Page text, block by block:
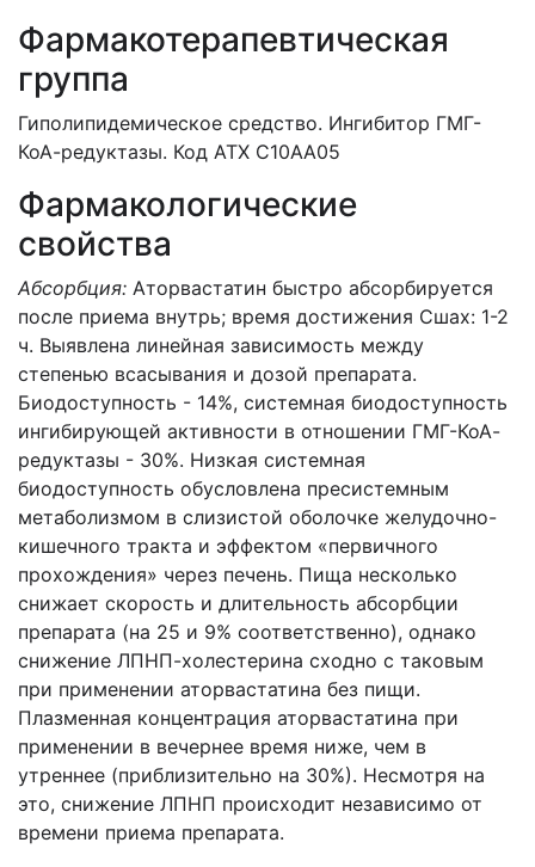
Фармакотерапевтическая
группа
Гиполипидемическое средство. Ингибитор ГМГ-
КоА-редуктазы. Код АТХ С10АА05
Фармакологические
свойства
Абсорбция: Аторвастатин быстро абсорбируется
после приема внутрь; время достижения Сшах: 1-2
ч. Выявлена линейная зависимость между
степенью всасывания и до­зой препарата.
Биодоступность - 14%, системная биодоступность
ингибирующей активности в отношении ГМГ-КоА-
редуктазы - 30%. Низкая системная
биодоступность обусловлена пресистемным
метаболизмом в слизистой оболоч­ке желудочно-
кишечного тракта и эффектом «первичного
прохождения» через печень. Пища несколько
снижает скорость и длительность абсорбции
препарата (на 25 и 9% соответственно), однако
снижение ЛПНП-холестерина сходно с та­ковым
при применении аторвастатина без пищи.
Плазменная концентрация аторвастатина при
применении в вечернее время ниже, чем в
утреннее (прибли­зительно на 30%). Несмотря на
это, снижение ЛПНП происходит независимо от
времени приема препарата.